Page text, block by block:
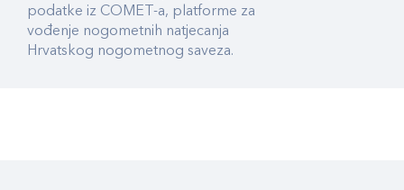
podatke iz COMET-a, platforme za
vođenje nogometnih natjecanja
Hrvatskog nogometnog saveza.